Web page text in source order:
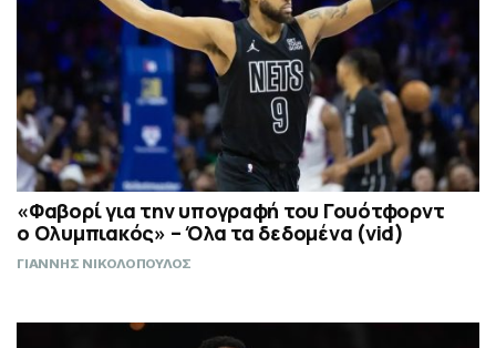
«Φαβορί για την υπογραφή του Γουότφορντ
ο Ολυμπιακός» – Όλα τα δεδομένα (vid)
ΓΙΑΝΝΗΣ ΝΙΚΟΛΟΠΟΥΛΟΣ